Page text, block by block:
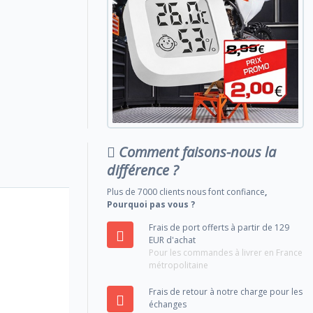
Comment faisons-nous la
différence ?
Plus de 7000 clients nous font confiance,
Pourquoi pas vous ?
Frais de port offerts à partir de 129
EUR d'achat
Pour les commandes à livrer en France
métropolitaine
Frais de retour à notre charge pour les
échanges